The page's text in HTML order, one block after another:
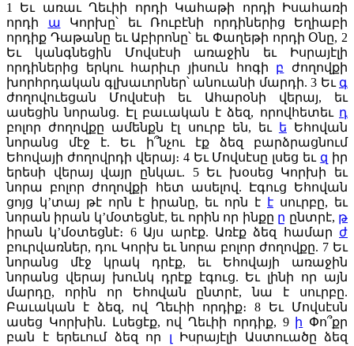
1
Եւ առաւ Ղեւիի որդի Կահաթի որդի Իսահառի
որդի ա
Կորխը՝ եւ Ռուբէնի որդիներից Եղիաբի
որդիք Դաթանը եւ Աբիրոնը՝ եւ Փաղեթի որդի Օնը, 2
Եւ կանգնեցին Մովսէսի առաջին եւ Իսրայէլի
որդիներից երկու հարիւր յիսուն հոգի բ
ժողովքի
խորհրդական գլխաւորներ՝ անուանի մարդի. 3 Եւ գ
ժողովուեցան Մովսէսի եւ Ահարօնի վերայ, եւ
ասեցին նորանց. Էլ բաւական է ձեզ, որովհետեւ դ
բոլոր ժողովքը ամենքն էլ սուրբ են, եւ ե
Եհովան
նորանց մէջ է. Եւ ի՞նչու էք ձեզ բարձրացնում
Եհովայի ժողովրդի վերայ։ 4 Եւ Մովսէսը լսեց եւ զ իր
երեսի վերայ վայր ընկաւ. 5
Եւ խօսեց Կորխի եւ
նորա բոլոր ժողովքի հետ ասելով. Էգուց Եհովան
ցոյց կ’տայ թէ որն է իրանը, եւ որն է
է սուրբը, եւ
նորան իրան կ’մօտեցնէ, եւ որին որ ինքը ը ընտրէ, թ
իրան կ’մօտեցնէ։ 6 Այս արէք. Առէք ձեզ համար ժ
բուրվառներ, դու Կորխ եւ նորա բոլոր ժողովքը. 7 Եւ
նորանց մէջ կրակ դրէք, եւ Եհովայի առաջին
նորանց վերայ խունկ դրէք էգուց. Եւ լինի որ այն
մարդը, որին որ Եհովան ընտրէ, նա է սուրբը.
Բաւական է ձեզ, ով Ղեւիի որդիք։ 8
Եւ Մովսէսն
ասեց Կորխին. Լսեցէք, ով Ղեւիի որդիք, 9 ի Փո՞քր
բան է երեւում ձեզ որ լ
Իսրայէլի Աստուածը ձեզ